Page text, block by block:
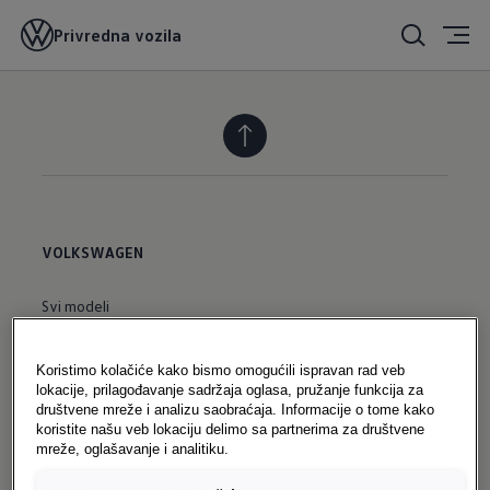
Privredna vozila
VOLKSWAGEN
Svi modeli
Novosti
Konfigurator novih vozila
Odmah dostupna nova vozila
Koristimo kolačiće kako bismo omogućili ispravan rad veb
lokacije, prilagođavanje sadržaja oglasa, pružanje funkcija za
društvene mreže i analizu saobraćaja. Informacije o tome kako
koristite našu veb lokaciju delimo sa partnerima za društvene
mreže, oglašavanje i analitiku.